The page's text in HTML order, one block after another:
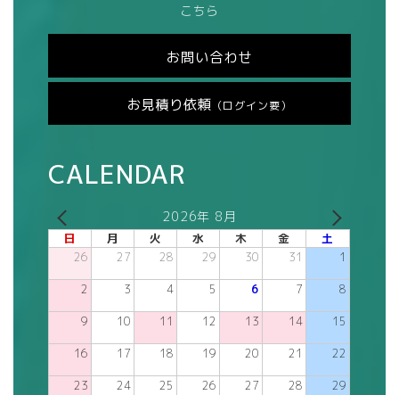
こちら
お問い合わせ
お見積り依頼 （ログイン要）
CALENDAR
2026年 8月
日 月 火 水 木 金 土
26 27 28 29 30 31 1
2 3 4 5 6 7 8
9 10 11 12 13 14 15
16 17 18 19 20 21 22
23 24 25 26 27 28 29